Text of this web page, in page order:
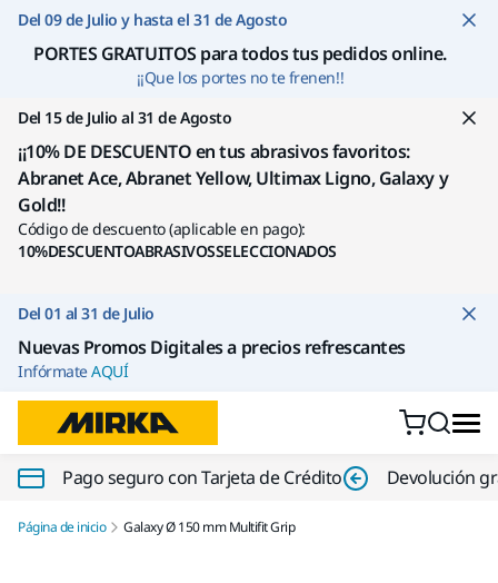
Ir a contenido
Del 09 de Julio y hasta el 31 de Agosto
PORTES GRATUITOS para todos tus pedidos online.
¡¡Que los portes no te frenen!!
Del 15 de Julio al 31 de Agosto
¡¡10% DE DESCUENTO en tus abrasivos favoritos:
Abranet Ace, Abranet Yellow, Ultimax Ligno, Galaxy y
Gold!!
Código de descuento (aplicable en pago):
10%DESCUENTOABRASIVOSSELECCIONADOS
Del 01 al 31 de Julio
Nuevas Promos Digitales a precios refrescantes
InfórmateAQUÍ
Pago seguro con Tarjeta de Crédito Devolución
Página de inicio Galaxy Ø 150 mm Multifit Grip